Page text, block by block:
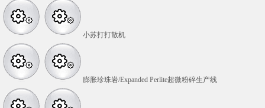
小苏打打散机
膨胀珍珠岩/Expanded Perlite超微粉碎生产线